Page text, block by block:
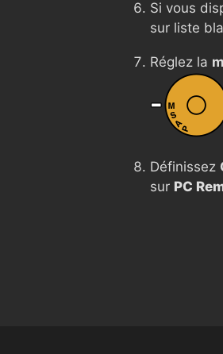
Si vous
sur liste
Réglez la
Définissez
sur PC